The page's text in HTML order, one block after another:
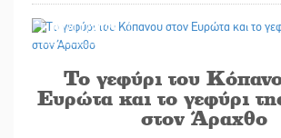
01/11/2025
Το γεφύρι του
Ευρώτα και το γεφύρι
στον Άραχθο